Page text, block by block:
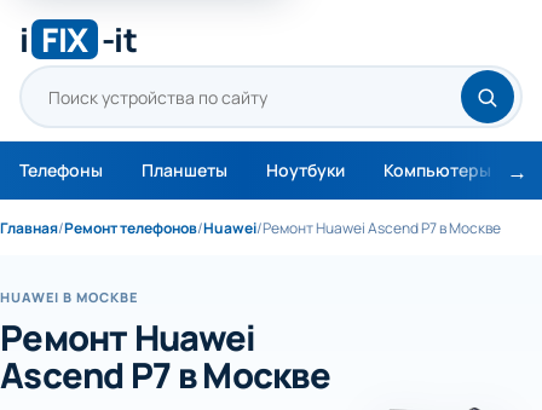
i FIX -it
Телефоны Планшеты Ноутбуки Компьютеры
Главная/Ремонт телефонов/Huawei/Ремонт Huawei Ascend P7 в Москве
HUAWEI В МОСКВЕ
Ремонт Huawei
Ascend P7 в Москве